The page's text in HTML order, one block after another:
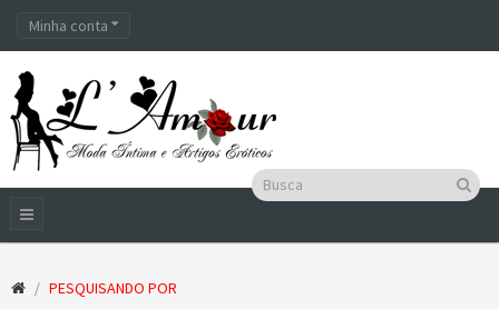
Minha conta
PESQUISANDO POR